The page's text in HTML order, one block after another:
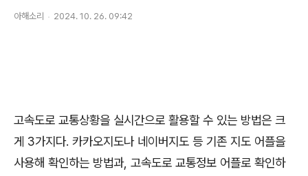
아해소리 2024. 10. 26. 09:42
고속도로 교통상황을 실시간으로 활용할 수 있는 방법은 크
게 3가지다. 카카오지도나 네이버지도 등 기존 지도 어플을
사용해 확인하는 방법과, 고속도로 교통정보 어플로 확인하